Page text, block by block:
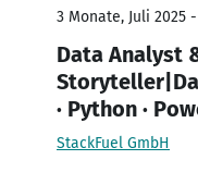
3 Monate, Juli 2025
Data Analyst
· Python ·
StackFuel GmbH